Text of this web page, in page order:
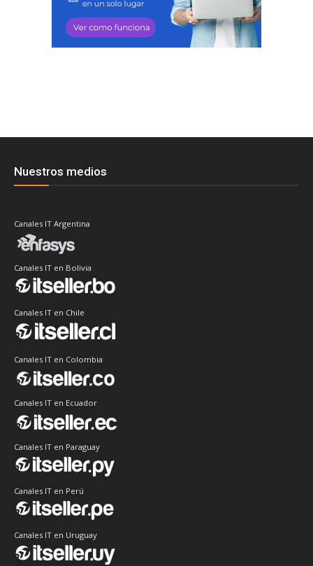
Nuestros medios
Canales IT Argentina
Canales IT en Bolivia
Canales IT en Chile
Canales IT en Colombia
Canales IT en Ecuador
Canales IT en Paraguay
Canales IT en Perú
Canales IT en Uruguay